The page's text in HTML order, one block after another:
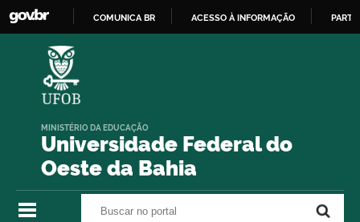
COMUNICA BR ACESSO À INFORMAÇÃO
Universidade Federal do
Oeste da Bahia
MINISTÉRIO DA EDUCAÇÃO